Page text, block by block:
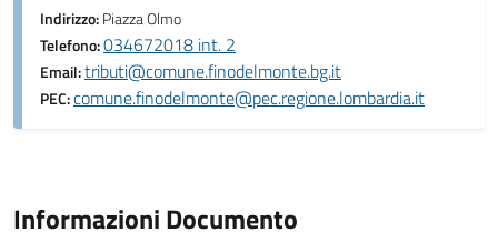
Indirizzo:Piazza Olmo
Telefono:034672018 int. 2
Email:tributi@comune.finodelmonte.bg.it
PEC:comune.finodelmonte@pec.regione.lombardia.it
Informazioni Documento